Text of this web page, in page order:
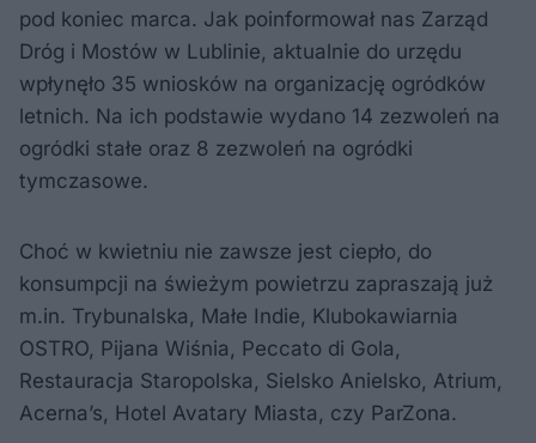
pod koniec marca. Jak poinformował nas Zarząd
Dróg i Mostów w Lublinie, aktualnie do urzędu
wpłynęło 35 wniosków na organizację ogródków
letnich. Na ich podstawie wydano 14 zezwoleń na
ogródki stałe oraz 8 zezwoleń na ogródki
tymczasowe.
Choć w kwietniu nie zawsze jest ciepło, do
konsumpcji na świeżym powietrzu zapraszają już
m.in. Trybunalska, Małe Indie, Klubokawiarnia
OSTRO, Pijana Wiśnia, Peccato di Gola,
Restauracja Staropolska, Sielsko Anielsko, Atrium,
Acerna’s, Hotel Avatary Miasta, czy ParZona.